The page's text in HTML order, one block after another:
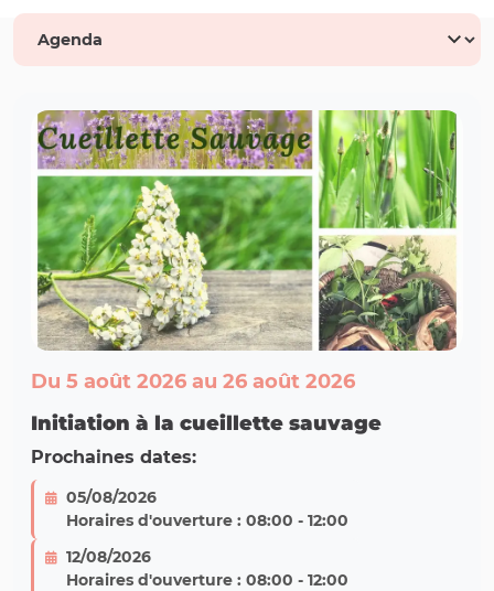
Du 5 août 2026 au 26 août 2026
Initiation à la cueillette sauvage
Prochaines dates:
05/08/2026
Horaires d'ouverture : 08:00 - 12:00
12/08/2026
Horaires d'ouverture : 08:00 - 12:00